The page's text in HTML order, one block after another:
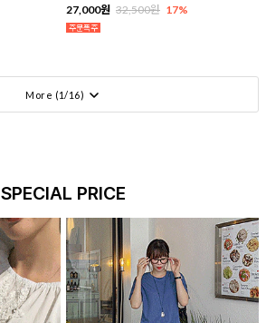
27,000원 32,500원 17%
More (1/16)
SPECIAL PRICE